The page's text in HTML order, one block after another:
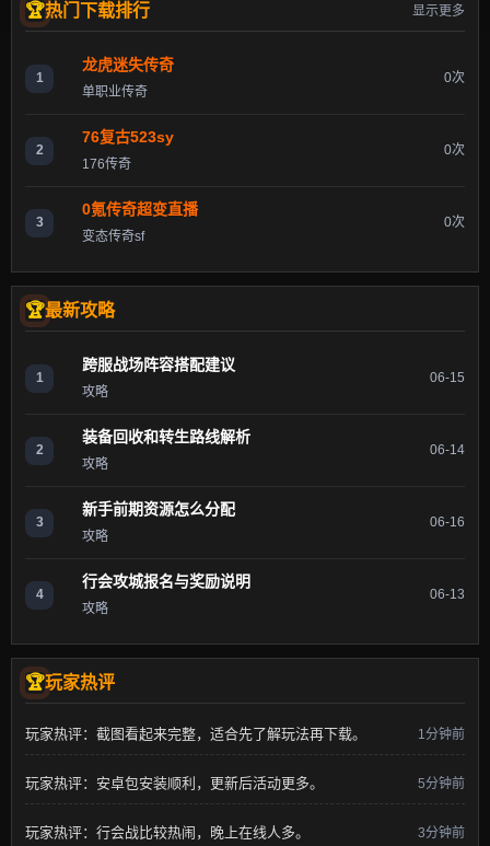
热门下载排行 显示更多
1
龙虎迷失传奇
单职业传奇
0次
2
76复古523sy
176传奇
0次
3
0氪传奇超变直播
变态传奇sf
0次
最新攻略
1
跨服战场阵容搭配建议
攻略
06-15
2
装备回收和转生路线解析
攻略
06-14
3
新手前期资源怎么分配
攻略
06-16
4
行会攻城报名与奖励说明
攻略
06-13
玩家热评
玩家热评：截图看起来完整，适合先了解玩法再下载。 1分钟前
玩家热评：安卓包安装顺利，更新后活动更多。 5分钟前
玩家热评：行会战比较热闹，晚上在线人多。 3分钟前